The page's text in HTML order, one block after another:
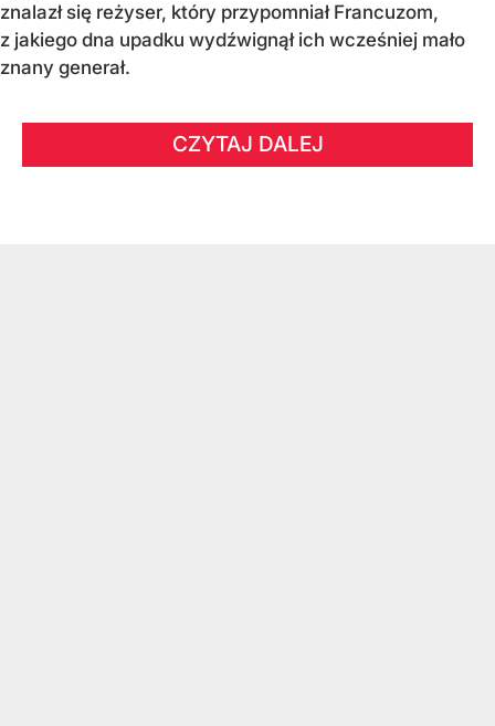
znalazł się reżyser, który przypomniał Francuzom,
z jakiego dna upadku wydźwignął ich wcześniej mało
znany generał.
CZYTAJ DALEJ